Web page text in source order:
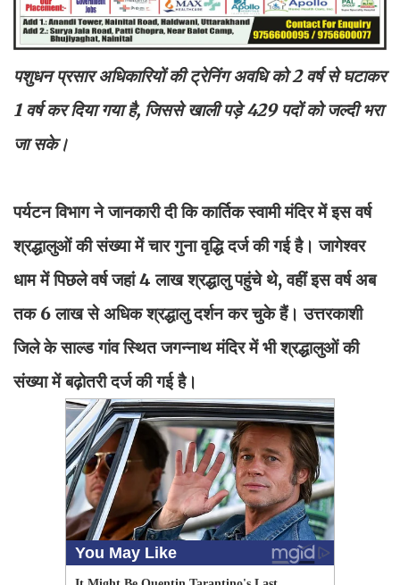
पशुधन प्रसार अधिकारियों की ट्रेनिंग अवधि को 2 वर्ष से घटाकर
1 वर्ष कर दिया गया है, जिससे खाली पड़े 429 पदों को जल्दी भरा
जा सके।
पर्यटन विभाग ने जानकारी दी कि कार्तिक स्वामी मंदिर में इस वर्ष
श्रद्धालुओं की संख्या में चार गुना वृद्धि दर्ज की गई है। जागेश्वर
धाम में पिछले वर्ष जहां 4 लाख श्रद्धालु पहुंचे थे, वहीं इस वर्ष अब
तक 6 लाख से अधिक श्रद्धालु दर्शन कर चुके हैं। उत्तरकाशी
जिले के साल्ड गांव स्थित जगन्नाथ मंदिर में भी श्रद्धालुओं की
संख्या में बढ़ोतरी दर्ज की गई है।